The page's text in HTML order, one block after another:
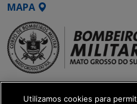
MAPA
Utilizamos cookies para